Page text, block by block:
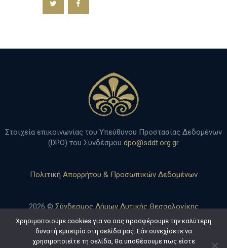
Στοιχεία επικοινωνίας του Υπεύθυνου Προστασίας Δεδομένων
(DPO) του Συνδέσμου dpo@sddt.org.gr
Πολιτική Απορρήτου & Προσωπικών Δεδομένων
2026 © Σύνδεσμος Δήμων Δυτικής Θεσσαλονίκης
Developed byMyCompany Projects
Χρησιμοποιούμε cookies για να σας προσφέρουμε την καλύτερη
δυνατή εμπειρία στη σελίδα μας. Εάν συνεχίσετε να
χρησιμοποιείτε τη σελίδα, θα υποθέσουμε πως είστε